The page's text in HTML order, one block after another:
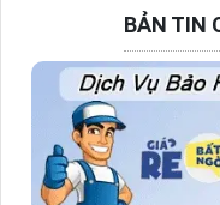
BẢN TIN